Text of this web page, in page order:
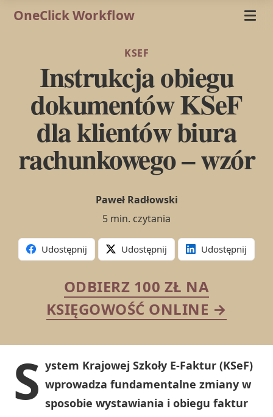
OneClick Workflow
KSEF
Instrukcja obiegu
dokumentów KSeF
dla klientów biura
rachunkowego – wzór
Paweł Radłowski
5 min. czytania
Udostępnij Udostępnij Udostępnij
ODBIERZ 100 ZŁ NA
KSIĘGOWOŚĆ ONLINE →
S ystem Krajowej Szkoły E-Faktur (KSeF)
wprowadza fundamentalne zmiany w
sposobie wystawiania i obiegu faktur